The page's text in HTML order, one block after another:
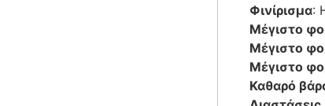
Φινίρισμα:
Μέγιστο
Μέγιστο
Μέγιστο
Καθαρό